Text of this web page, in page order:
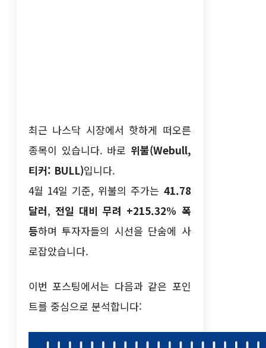
최근 나스닥 시장에서 핫하게 떠오른
종목이 있습니다. 바로 위불(Webull,
티커: BULL)입니다.
4월 14일 기준, 위불의 주가는 41.78
달러,전일 대비 무려 +215.32% 폭
등하며 투자자들의 시선을 단숨에 사
로잡았습니다.
이번 포스팅에서는 다음과 같은 포인
트를 중심으로 분석합니다: